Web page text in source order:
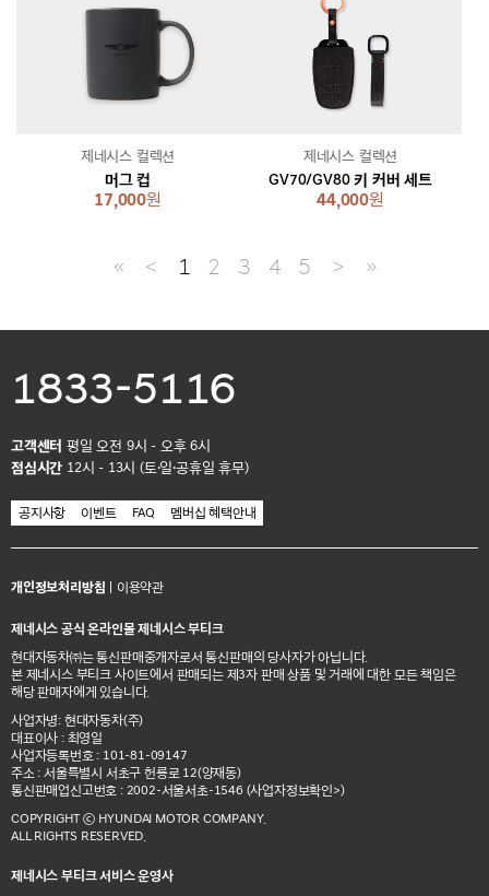
머그 컵
17,000원
제네시스 컬렉션
GV70/GV80 키 커버 세트
44,000원
제네시스 컬렉션
≪ ＜ 1 2 3 4 5 ＞ ≫
1833-5116
고객센터 평일 오전 9시 - 오후 6시
점심시간 12시 - 13시 (토·일·공휴일 휴무)
공지사항 이벤트 FAQ 멤버십 혜택안내
개인정보처리방침 이용약관
제네시스 공식 온라인몰 제네시스 부티크
현대자동차㈜는 통신판매중개자로서 통신판매의 당사자가 아닙니다.
본 제네시스 부티크 사이트에서 판매되는 제3자 판매 상품 및 거래에 대한 모든 책임은
해당 판매자에게 있습니다.
사업자명: 현대자동차(주)
대표이사 : 최영일
사업자등록번호 : 101-81-09147
주소 : 서울특별시 서초구 헌릉로 12(양재동)
통신판매업신고번호 : 2002-서울서초-1546 (사업자정보확인>)
COPYRIGHT ⓒ HYUNDAI MOTOR COMPANY.
ALL RIGHTS RESERVED.
제네시스 부티크 서비스 운영사